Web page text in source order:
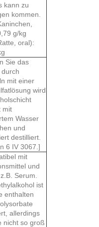
kann zu
kommen.
g/kg
oral):
Sie das
durch
mit einer
wird
mit
Wasser
und
destilliert.
6 IV 3067.]
mit
und
Serum.
ist
enthalten
allerdings
nicht so groß